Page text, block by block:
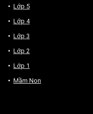
Lớp 5
Lớp 4
Lớp 3
Lớp 2
Lớp 1
Mầm Non